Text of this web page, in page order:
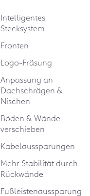
Intelligentes
Stecksystem
Fronten
Logo-Fräsung
Anpassung an
Dachschrägen &
Nischen
Böden & Wände
verschieben
Kabelaussparungen
Mehr Stabilität durch
Rückwände
Fußleistenaussparung